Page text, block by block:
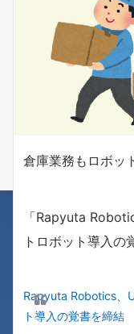
倉庫業務もロボッ
「Rapyuta
トロボット導入の
Rapyuta Robotics、
ト導入の覚書を締結